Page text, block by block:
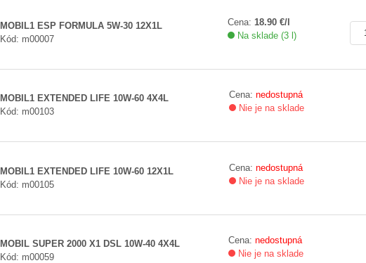
MOBIL1 ESP FORMULA 5W-30 12X1L
Kód: m00007
Cena: 18.90 €/l
Na sklade (3 l)
MOBIL1 EXTENDED LIFE 10W-60 4X4L
Kód: m00103
Cena: nedostupná
Nie je na sklade
MOBIL1 EXTENDED LIFE 10W-60 12X1L
Kód: m00105
Cena: nedostupná
Nie je na sklade
MOBIL SUPER 2000 X1 DSL 10W-40 4X4L
Kód: m00059
Cena: nedostupná
Nie je na sklade